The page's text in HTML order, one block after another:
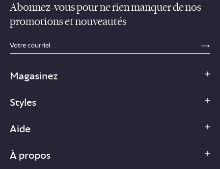
Abonnez-vous pour ne rien manquer de nos
promotions et nouveautés
sections.footer.email_field_ada_label
Magasinez
Styles
Aide
À propos